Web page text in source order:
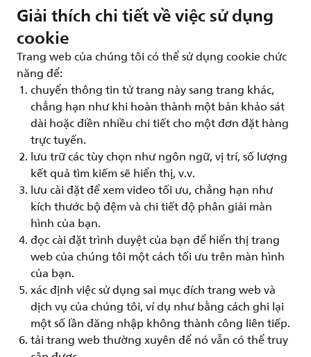
Giải thích chi tiết về việc sử dụng
cookie
Trang web của chúng tôi có thể sử dụng cookie chức
năng để:
chuyển thông tin từ trang này sang trang khác,
chẳng hạn như khi hoàn thành một bản khảo sát
dài hoặc điền nhiều chi tiết cho một đơn đặt hàng
trực tuyến.
lưu trữ các tùy chọn như ngôn ngữ, vị trí, số lượng
kết quả tìm kiếm sẽ hiển thị, v.v.
lưu cài đặt để xem video tối ưu, chẳng hạn như
kích thước bộ đệm và chi tiết độ phân giải màn
hình của bạn.
đọc cài đặt trình duyệt của bạn để hiển thị trang
web của chúng tôi một cách tối ưu trên màn hình
của bạn.
xác định việc sử dụng sai mục đích trang web và
dịch vụ của chúng tôi, ví dụ như bằng cách ghi lại
một số lần đăng nhập không thành công liên tiếp.
tải trang web thường xuyên để nó vẫn có thể truy